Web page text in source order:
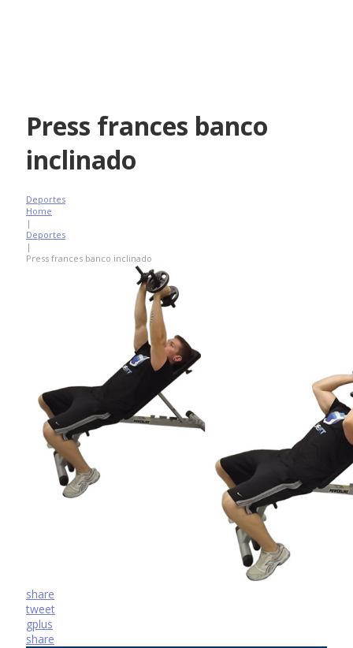
Press frances banco
inclinado
Deportes
Home
|
Deportes
|
Press frances banco inclinado
share
tweet
gplus
share